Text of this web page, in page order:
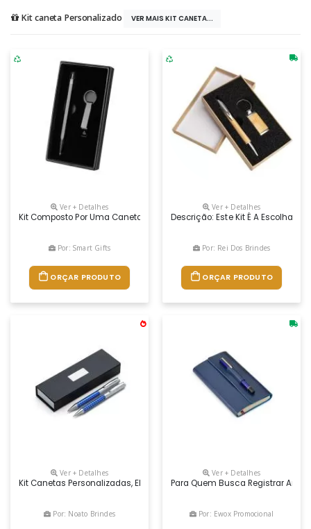
Kit caneta Personalizado VER MAIS KIT CANETA...
Ver + Detalhes
Kit Composto Por Uma Caneta E Um Chaveiro Abridor, Ambos
Por: Smart Gifts
ORÇAR PRODUTO
Ver + Detalhes
Descrição: Este Kit É A Escolha
Por: Rei Dos Brindes
ORÇAR PRODUTO
Ver + Detalhes
Kit Canetas Personalizadas, Elegante E Funcional, O Kit Canetas
Por: Noato Brindes
Ver + Detalhes
Para Quem Busca Registrar
Por: Ewox Promocional